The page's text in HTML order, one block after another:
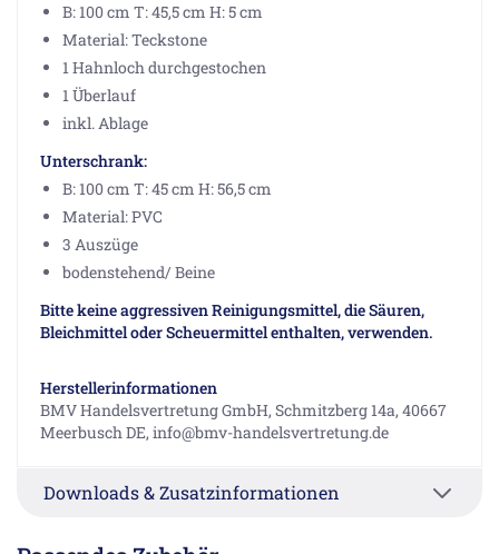
B: 100 cm T: 45,5 cm H: 5 cm
Material: Teckstone
1 Hahnloch durchgestochen
1 Überlauf
inkl. Ablage
Unterschrank:
B: 100 cm T: 45 cm H: 56,5 cm
Material: PVC
3 Auszüge
bodenstehend/ Beine
Bitte keine aggressiven Reinigungsmittel, die Säuren,
Bleichmittel oder Scheuermittel enthalten, verwenden.
Herstellerinformationen
BMV Handelsvertretung GmbH, Schmitzberg 14a, 40667
Meerbusch DE, info@bmv-handelsvertretung.de
Downloads & Zusatzinformationen